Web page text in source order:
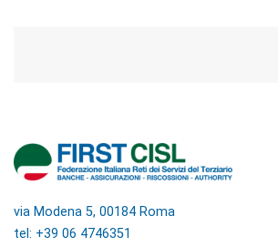
via Modena 5, 00184 Roma
tel: +39 06 4746351